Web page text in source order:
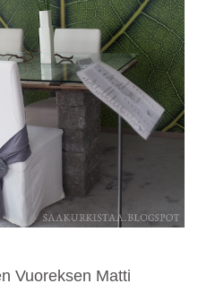
Vuoreksen Matti